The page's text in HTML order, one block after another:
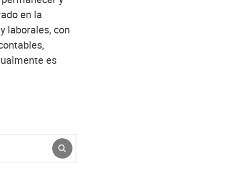
en la
laborales, con
es
ENVIAR